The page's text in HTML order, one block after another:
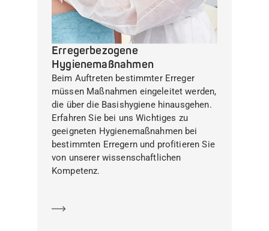
Erregerbezogene
Hygienemaßnahmen
Beim Auftreten bestimmter Erreger
müssen Maßnahmen eingeleitet werden,
die über die Basishygiene hinausgehen.
Erfahren Sie bei uns Wichtiges zu
geeigneten Hygienemaßnahmen bei
bestimmten Erregern und profitieren Sie
von unserer wissenschaftlichen
Kompetenz.